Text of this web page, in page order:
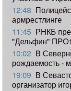
12:48
армрестлинге
11:45 РНКБ
"Дельфин"
10:02 В
рождаемость -
19:09 В
организатор